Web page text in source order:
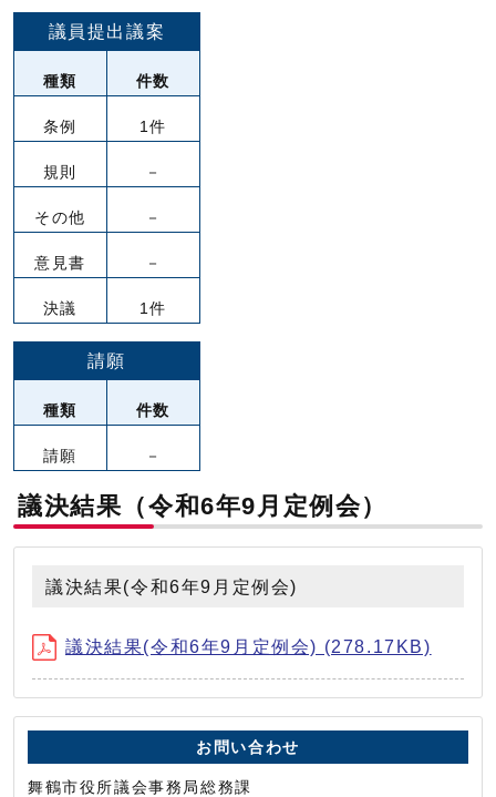
議員提出議案
種類 件数
条例 1件
規則 －
その他 －
意見書 －
決議 1件
請願
種類 件数
請願 －
議決結果（令和6年9月定例会）
議決結果(令和6年9月定例会)
議決結果(令和6年9月定例会) (278.17KB)
お問い合わせ
舞鶴市役所議会事務局総務課